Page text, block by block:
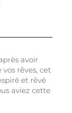
avoir
rêves, cet
et rêvé
aviez cette